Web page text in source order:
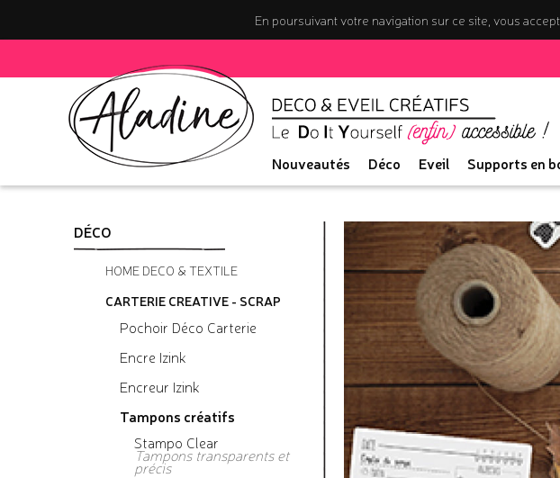
En poursuivant votre navigation sur ce site, vous
Nouveautés Déco Eveil Supports en
DÉCO
HOME DECO & TEXTILE
CARTERIE CREATIVE - SCRAP
Pochoir Déco Carterie
Encre Izink
Encreur Izink
Tampons créatifs
Stampo Clear
Tampons transparents et
précis